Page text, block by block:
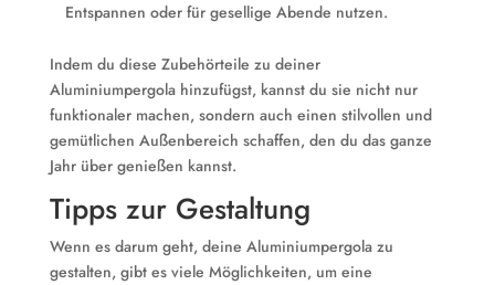
Entspannen oder für gesellige Abende nutzen.
Indem du diese Zubehörteile zu deiner
Aluminiumpergola hinzufügst, kannst du sie nicht nur
funktionaler machen, sondern auch einen stilvollen und
gemütlichen Außenbereich schaffen, den du das ganze
Jahr über genießen kannst.
Tipps zur Gestaltung
Wenn es darum geht, deine Aluminiumpergola zu
gestalten, gibt es viele Möglichkeiten, um eine